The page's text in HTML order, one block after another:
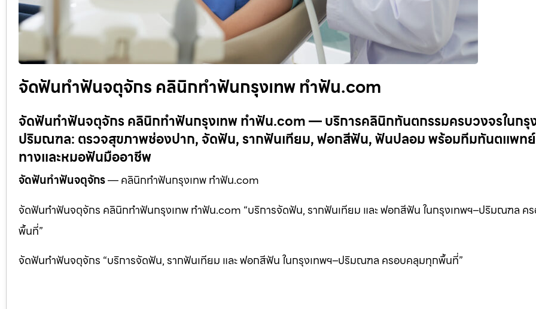
จัดฟันทำฟันจตุจักร คลินิกทำฟันกรุงเทพ ทำฟัน.com
จัดฟันทำฟันจตุจักร คลินิกทำฟันกรุงเทพ ทำฟัน.com — บริการคลินิกทันตกรรมครบวงจรในกรุ
ปริมณฑล: ตรวจสุขภาพช่องปาก, จัดฟัน, รากฟันเทียม, ฟอกสีฟัน, ฟันปลอม พร้อมทีมทันตแพทย์
ทางและหมอฟันมืออาชีพ
จัดฟันทำฟันจตุจักร— คลินิกทำฟันกรุงเทพ ทำฟัน.com
จัดฟันทำฟันจตุจักร คลินิกทำฟันกรุงเทพ ทำฟัน.com “บริการจัดฟัน, รากฟันเทียม และ ฟอกสีฟัน ในกรุงเทพฯ–ปริมณฑล ค
พื้นที่”
จัดฟันทำฟันจตุจักร “บริการจัดฟัน, รากฟันเทียม และ ฟอกสีฟัน ในกรุงเทพฯ–ปริมณฑล ครอบคลุมทุกพื้นที่”